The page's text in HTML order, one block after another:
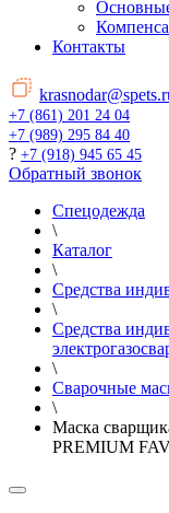
Контакты
+7 (861) 201 24 04
+7 (989) 295 84 40
? +7 (918) 945 65 45
Обратный звонок
Спецодежда
\
Каталог
\
Средства
\
Средства
\
Сварочные
\
Маска
PREMIUM